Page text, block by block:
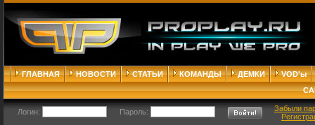
ГЛАВНАЯ НОВОСТИ СТАТЬИ КОМАНДЫ ДЕМКИ
VOD'ы
Логин: Пароль:
Забыли